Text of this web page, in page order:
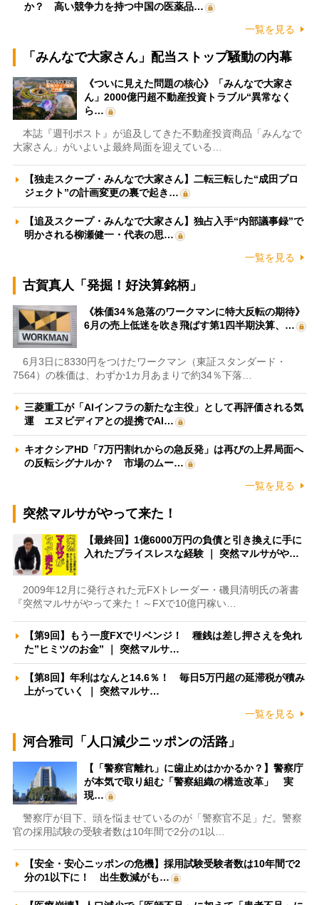
か？ 高い競争力を持つ中国の医薬品…
一覧を見る
「みんなで大家さん」配当ストップ騒動の内幕
《ついに見えた問題の核心》「みんなで大家さ
ん」2000億円超不動産投資トラブル“異常なく
ら…
本誌『週刊ポスト』が追及してきた不動産投資商品「みんなで
大家さん」がいよいよ最終局面を迎えている…
【独走スクープ・みんなで大家さん】二転三転した“成田プロ
ジェクト”の計画変更の裏で起き…
【追及スクープ・みんなで大家さん】独占入手“内部議事録”で
明かされる柳瀬健一・代表の思…
一覧を見る
古賀真人「発掘！好決算銘柄」
《株価34％急落のワークマンに特大反転の期待》
6月の売上低迷を吹き飛ばす第1四半期決算、…
6月3日に8330円をつけたワークマン（東証スタンダード・
7564）の株価は、わずか1カ月あまりで約34％下落…
三菱重工が「AIインフラの新たな主役」として再評価される気
運 エヌビディアとの提携でAI…
キオクシアHD「7万円割れからの急反発」は再びの上昇局面へ
の反転シグナルか？ 市場のムー…
一覧を見る
突然マルサがやって来た！
【最終回】1億6000万円の負債と引き換えに手に
入れたプライスレスな経験 ｜ 突然マルサがや…
2009年12月に発行された元FXトレーダー・磯貝清明氏の著書
『突然マルサがやって来た！～FXで10億円稼い…
【第9回】もう一度FXでリベンジ！ 種銭は差し押さえを免れ
た”ヒミツのお金” ｜ 突然マルサ…
【第8回】年利はなんと14.6％！ 毎日5万円超の延滞税が積み
上がっていく ｜ 突然マルサ…
一覧を見る
河合雅司「人口減少ニッポンの活路」
【「警察官離れ」に歯止めはかかるか？】警察庁
が本気で取り組む「警察組織の構造改革」 実
現…
警察庁が目下、頭を悩ませているのが「警察官不足」だ。警察
官の採用試験の受験者数は10年間で2分の1以…
【安全・安心ニッポンの危機】採用試験受験者数は10年間で2
分の1以下に！ 出生数減がも…